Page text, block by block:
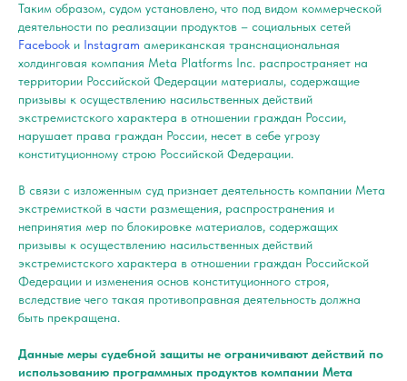
Таким образом, судом установлено, что под видом коммерческой
деятельности по реализации продуктов – социальных сетей
Facebook и Instagram американская транснациональная
холдинговая компания Meta Platforms Inc. распространяет на
территории Российской Федерации материалы, содержащие
призывы к осуществлению насильственных действий
экстремистского характера в отношении граждан России,
нарушает права граждан России, несет в себе угрозу
конституционному строю Российской Федерации.
В связи с изложенным суд признает деятельность компании Мета
экстремисткой в части размещения, распространения и
непринятия мер по блокировке материалов, содержащих
призывы к осуществлению насильственных действий
экстремистского характера в отношении граждан Российской
Федерации и изменения основ конституционного строя,
вследствие чего такая противоправная деятельность должна
быть прекращена.
Данные меры судебной защиты не ограничивают действий по
использованию программных продуктов компании Мета